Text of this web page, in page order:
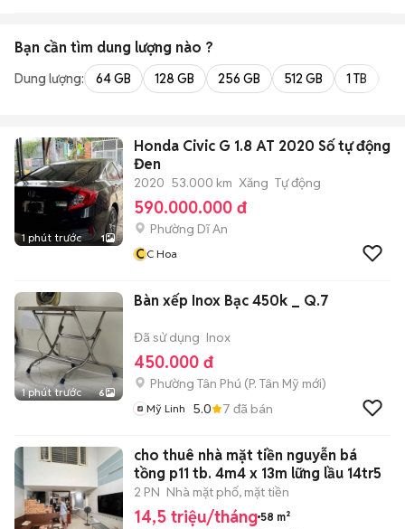
Bạn cần tìm dung lượng nào ?
Dung lượng: 64 GB 128 GB 256 GB 512 GB 1 TB
1 phút trước 1
Honda Civic G 1.8 AT 2020 Số tự động
Đen
2020 53.000 km Xăng Tự động
590.000.000 đ
Phường Dĩ An
CC Hoa
1 phút trước 6
Bàn xếp Inox Bạc 450k _ Q.7
Đã sử dụng Inox
450.000 đ
Phường Tân Phú (P. Tân Mỹ mới)
Mỹ Linh 5.0 7 đã bán
cho thuê nhà mặt tiền nguyễn bá
tồng p11 tb. 4m4 x 13m lững lầu 14tr5
2 PN Nhà mặt phố, mặt tiền
14,5 triệu/tháng 58 m²